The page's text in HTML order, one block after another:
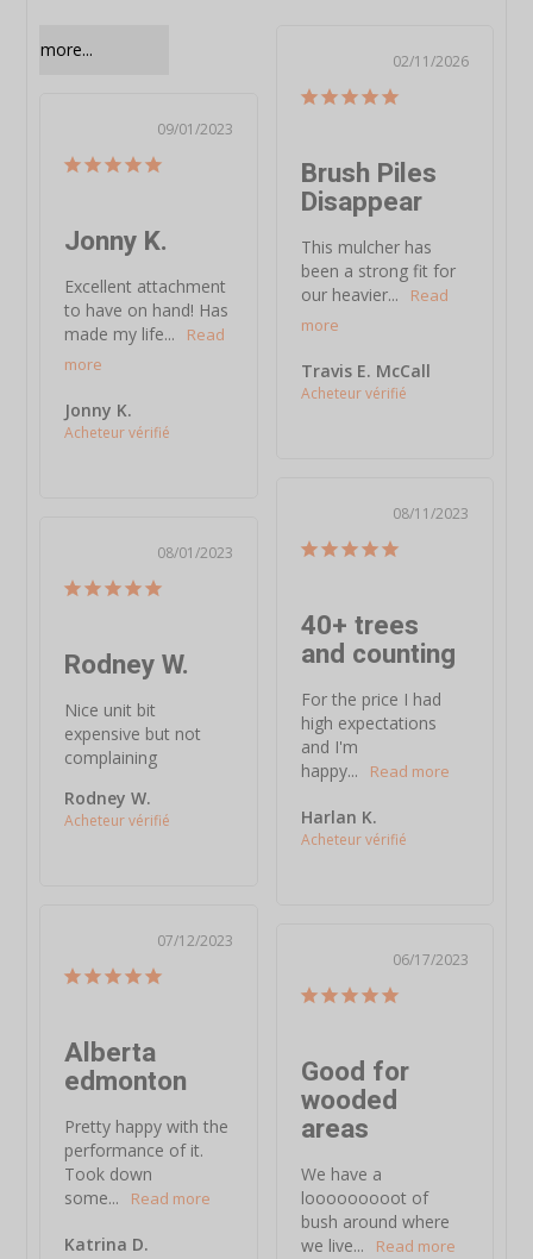
more...
02/11/2026
Brush Piles
Disappear
This mulcher has
been a strong fit for
our heavier...
Travis E. McCall
09/01/2023
Jonny K.
Excellent attachment
to have on hand! Has
made my life...
Jonny K.
08/11/2023
40+ trees
and counting
For the price I had
high expectations
and I'm
happy...
Harlan K.
08/01/2023
Rodney W.
Nice unit bit
expensive but not
complaining
Rodney W.
07/12/2023
Alberta
edmonton
Pretty happy with the
performance of it.
Took down
some...
Katrina D.
06/17/2023
Good for
wooded
areas
We have a
looooooooot of
bush around where
we live...